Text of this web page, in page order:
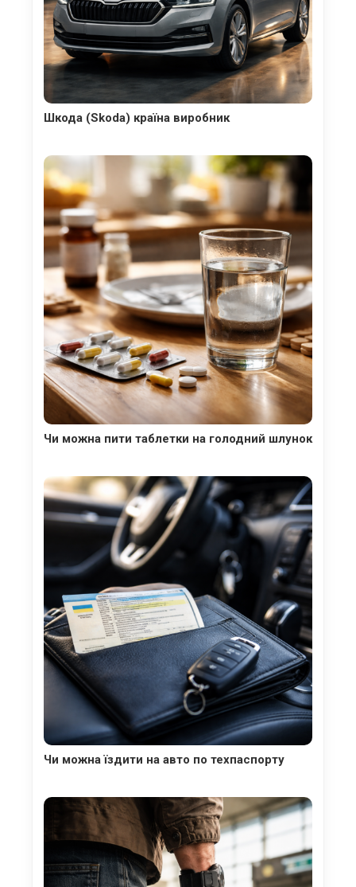
Шкода (Skoda) країна виробник
Чи можна пити таблетки на голодний шлунок
Чи можна їздити на авто по техпаспорту